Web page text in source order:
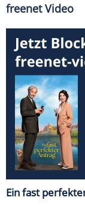
freenet Video
Ein fast